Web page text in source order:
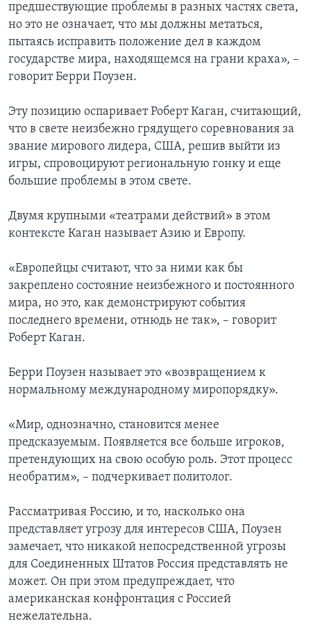
предшествующие проблемы в разных частях света,
но это не означает, что мы должны метаться,
пытаясь исправить положение дел в каждом
государстве мира, находящемся на грани краха», –
говорит Берри Поузен.
Эту позицию оспаривает Роберт Каган, считающий,
что в свете неизбежно грядущего соревнования за
звание мирового лидера, США, решив выйти из
игры, спровоцируют региональную гонку и еще
большие проблемы в этом свете.
Двумя крупными «театрами действий» в этом
контексте Каган называет Азию и Европу.
«Европейцы считают, что за ними как бы
закреплено состояние неизбежного и постоянного
мира, но это, как демонстрируют события
последнего времени, отнюдь не так», – говорит
Роберт Каган.
Берри Поузен называет это «возвращением к
нормальному международному миропорядку».
«Мир, однозначно, становится менее
предсказуемым. Появляется все больше игроков,
претендующих на свою особую роль. Этот процесс
необратим», – подчеркивает политолог.
Рассматривая Россию, и то, насколько она
представляет угрозу для интересов США, Поузен
замечает, что никакой непосредственной угрозы
для Соединенных Штатов Россия представлять не
может. Он при этом предупреждает, что
американская конфронтация с Россией
нежелательна.